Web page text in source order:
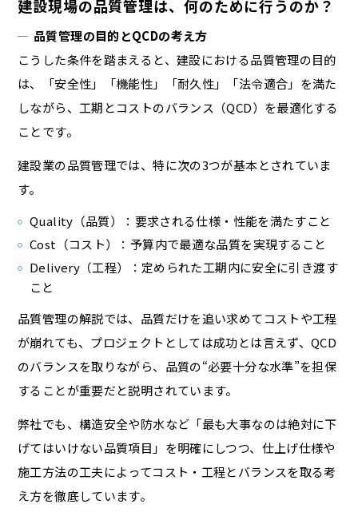
建設現場の品質管理は、何のために行うのか？
品質管理の目的とQCDの考え方
こうした条件を踏まえると、建設における品質管理の目的
は、「安全性」「機能性」「耐久性」「法令適合」を満た
しながら、工期とコストのバランス（QCD）を最適化する
ことです。
建設業の品質管理では、特に次の3つが基本とされていま
す。
Quality（品質）：要求される仕様・性能を満たすこと
Cost（コスト）：予算内で最適な品質を実現すること
Delivery（工程）：定められた工期内に安全に引き渡す
こと
品質管理の解説では、品質だけを追い求めてコストや工程
が崩れても、プロジェクトとしては成功とは言えず、QCD
のバランスを取りながら、品質の“必要十分な水準”を担保
することが重要だと説明されています。
弊社でも、構造安全や防水など「最も大事なのは絶対に下
げてはいけない品質項目」を明確にしつつ、仕上げ仕様や
施工方法の工夫によってコスト・工程とバランスを取る考
え方を徹底しています。